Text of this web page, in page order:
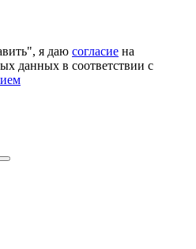
я даю согласие на
данных в соответствии с